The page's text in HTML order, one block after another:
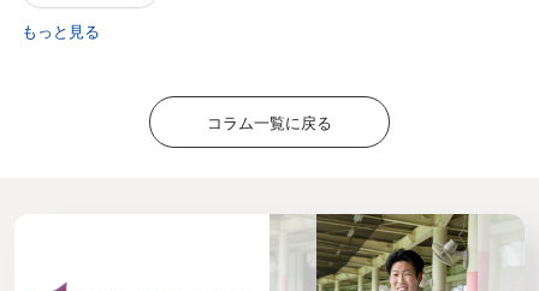
もっと見る
コラム一覧に戻る